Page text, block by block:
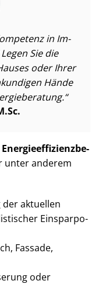
in Im­
Sie die
oder Ihrer
Hände
unter anderem
aktuellen
Ein­spar­po­
Fassade,
oder